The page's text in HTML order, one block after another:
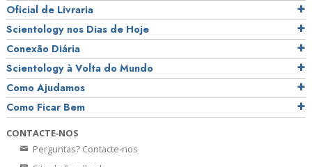
Oficial de Livraria
Scientology nos Dias de Hoje
Conexão Diária
Scientology à Volta do Mundo
Como Ajudamos
Como Ficar Bem
CONTACTE‑NOS
Perguntas? Contacte‑nos